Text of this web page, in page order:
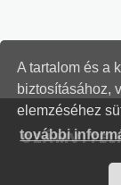
A tartalom és a
biztosításához,
elemzéséhez
további